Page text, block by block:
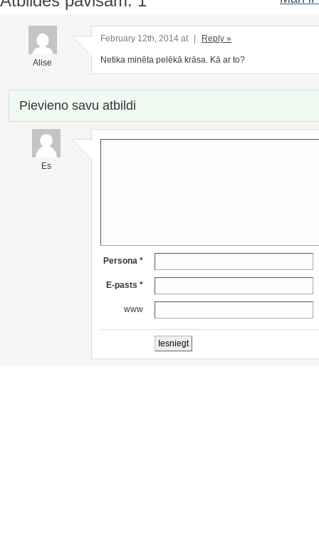
Alise
February 12th, 2014 at Reply »
Netika minēta pelēkā krāsa. Kā ar to?
Pievieno savu atbildi
Es
Persona *
E-pasts *
www